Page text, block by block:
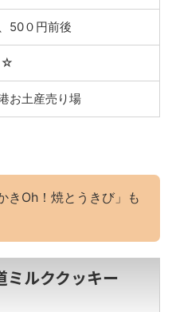
50０円前後
お土産売り場
きOh！焼とうきび」も
ルククッキー